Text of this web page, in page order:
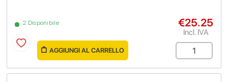
2 Disponibile €25.25
Incl. IVA
AGGIUNGI AL CARRELLO